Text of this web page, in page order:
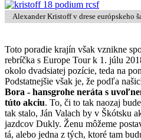
Alexander Kristoff v drese európskeho
Toto poradie krajín však vznikne
rebríčka s Europe Tour k 1. júlu
okolo dvadsiatej pozície, teda na
Podstatnejšie však je, že podľa
Bora - hansgrohe neráta s
túto akciu. To, či to tak naozaj
tak stalo, Ján Valach by v Škótsku
jazdcov Dukly. Ženu môžeme
tá, alebo jedna z tých, ktoré tam